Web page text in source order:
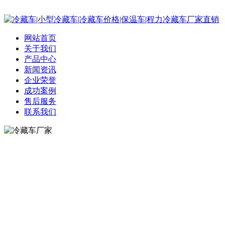
网站首页
关于我们
产品中心
新闻资讯
企业荣誉
成功案例
售后服务
联系我们